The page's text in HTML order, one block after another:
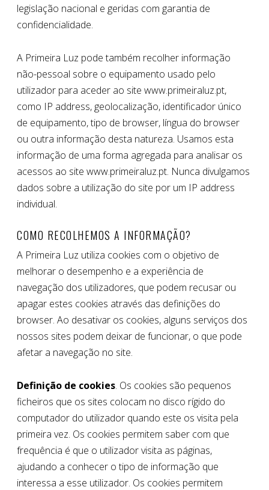
legislação nacional e geridas com garantia de
confidencialidade.
A Primeira Luz pode também recolher informação
não-pessoal sobre o equipamento usado pelo
utilizador para aceder ao site www.primeiraluz.pt,
como IP address, geolocalização, identificador único
de equipamento, tipo de browser, língua do browser
ou outra informação desta natureza. Usamos esta
informação de uma forma agregada para analisar os
acessos ao site www.primeiraluz.pt. Nunca divulgamos
dados sobre a utilização do site por um IP address
individual.
COMO RECOLHEMOS A INFORMAÇÃO?
A Primeira Luz utiliza cookies com o objetivo de
melhorar o desempenho e a experiência de
navegação dos utilizadores, que podem recusar ou
apagar estes cookies através das definições do
browser. Ao desativar os cookies, alguns serviços dos
nossos sites podem deixar de funcionar, o que pode
afetar a navegação no site.
Definição de cookies. Os cookies são pequenos
ficheiros que os sites colocam no disco rígido do
computador do utilizador quando este os visita pela
primeira vez. Os cookies permitem saber com que
frequência é que o utilizador visita as páginas,
ajudando a conhecer o tipo de informação que
interessa a esse utilizador. Os cookies permitem